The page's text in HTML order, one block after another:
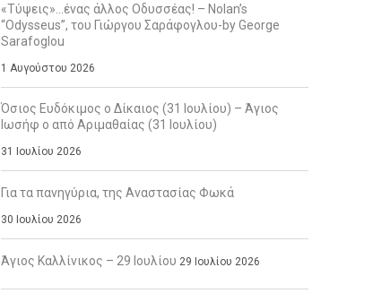
«Τύψεις»…ένας άλλος Οδυσσέας! – Nolan’s
“Odysseus”, του Γιώργου Σαράφογλου-by George
Sarafoglou
1 Αυγούστου 2026
Όσιος Ευδόκιμος ο Δίκαιος (31 Ιουλίου) – Άγιος
Ιωσήφ ο από Αριμαθαίας (31 Ιουλίου)
31 Ιουλίου 2026
Για τα πανηγύρια, της Αναστασίας Φωκά
30 Ιουλίου 2026
Άγιος Καλλίνικος – 29 Ιουλίου 29 Ιουλίου 2026